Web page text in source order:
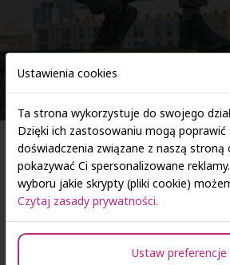
Strona główna Nowoczesna
Nowoczesna administracja
Ustawienia cookies
Ta strona wykorzystuje do swojego
Dzięki ich zastosowaniu mogą poprawić
doświadczenia związane z naszą stroną
pokazywać Ci spersonalizowane
wyboru jakie skrypty (pliki cookie)
Czytaj zasady prywatności.
Ustaw preferencje